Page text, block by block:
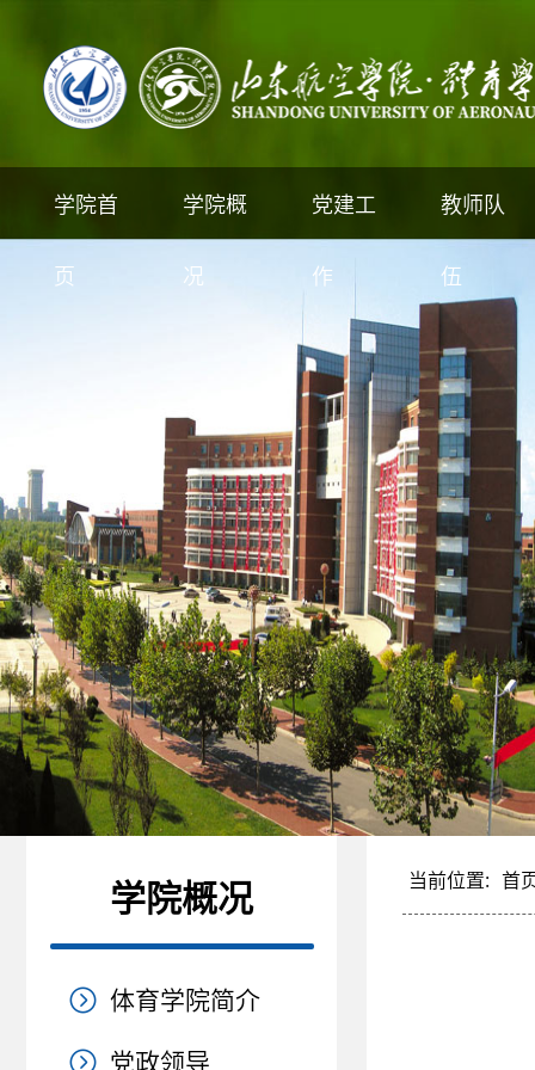
学院首
页
学院概
况
党建工
作
教师队
伍
学院概况
体育学院简介
党政领导
当前位置: 首